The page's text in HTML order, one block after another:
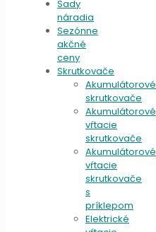
Sady
náradia
Sezónne
akčné
ceny
Skrutkovače
Akumulátorové
skrutkovače
Akumulátorové
vŕtacie
skrutkovače
Akumulátorové
vŕtacie
skrutkovače
s
príklepom
Elektrické